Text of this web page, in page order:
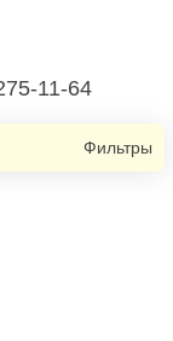
11-64
Фильтры